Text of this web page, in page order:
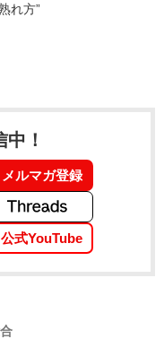
れ方”
！
メルマガ登録
公式YouTube